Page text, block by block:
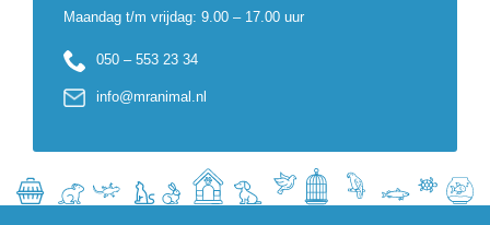
Maandag t/m vrijdag: 9.00 – 17.00 uur
050 – 553 23 34
info@mranimal.nl